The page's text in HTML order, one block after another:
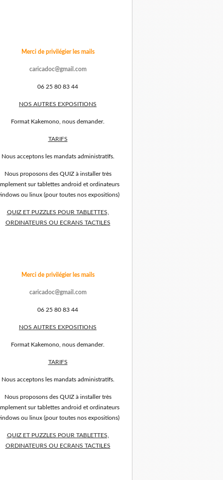
Merci de privilégier les mails
caricadoc@gmail.com
06 25 80 83 44
NOS AUTRES EXPOSITIONS
Format Kakemono, nous demander.
TARIFS
Nous acceptons les mandats administratifs.
Nous proposons des QUIZ à installer très
sur tablettes android et ordinateurs
ou linux (pour toutes nos expositions)
QUIZ ET PUZZLES POUR TABLETTES,
ORDINATEURS OU ECRANS TACTILES
Merci de privilégier les mails
caricadoc@gmail.com
06 25 80 83 44
NOS AUTRES EXPOSITIONS
Format Kakemono, nous demander.
TARIFS
Nous acceptons les mandats administratifs.
Nous proposons des QUIZ à installer très
sur tablettes android et ordinateurs
ou linux (pour toutes nos expositions)
QUIZ ET PUZZLES POUR TABLETTES,
ORDINATEURS OU ECRANS TACTILES